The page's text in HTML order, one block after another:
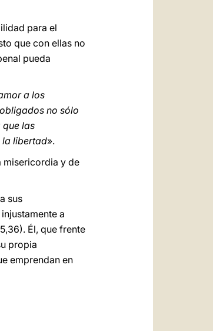
para el
que con ellas no
pueda
a los
no sólo
que las
la libertad».
misericordia y de
sus
a
Él, que frente
propia
emprendan en